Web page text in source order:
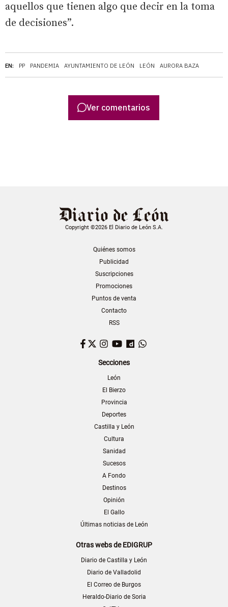
EN: PP PANDEMIA AYUNTAMIENTO DE LEÓN LEÓN AURORA BAZA
aquellos que tienen algo que decir en la toma
de decisiones”.
Ver comentarios
Copyright ©2026 El Diario de León S.A.
Quiénes somos
Publicidad
Suscripciones
Promociones
Puntos de venta
Contacto
RSS
Facebook
TwitterInstagram
YouTubeDailymotion
Secciones
León
El Bierzo
Provincia
Deportes
Castilla y León
Cultura
Sanidad
Sucesos
A Fondo
Destinos
Opinión
El Gallo
Últimas noticias de León
Otras webs de EDIGRUP
Diario de Castilla y León
Diario de Valladolid
El Correo de Burgos
Heraldo-Diario de Soria